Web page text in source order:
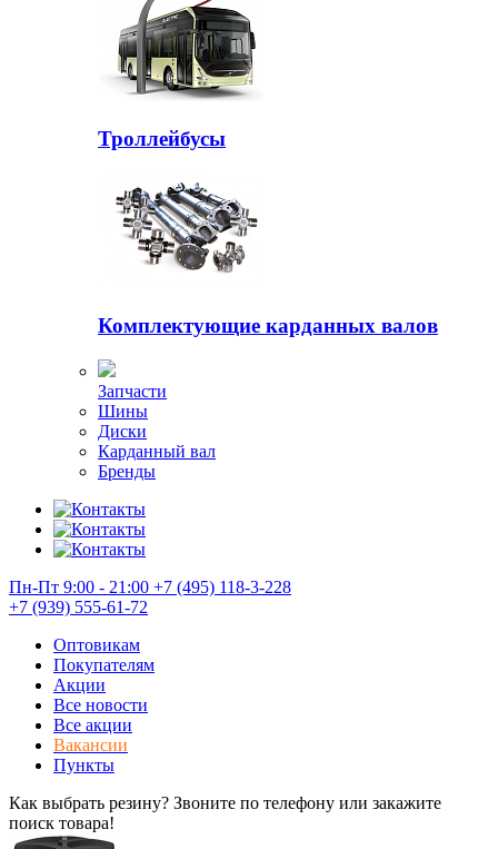
Троллейбусы
Комплектующие карданных валов
Запчасти
Шины
Диски
Карданный вал
Бренды
Пн-Пт 9:00 - 21:00 +7 (495) 118-3-228
+7 (939) 555-61-72
Оптовикам
Покупателям
Акции
Все новости
Все акции
Вакансии
Пункты
Как выбрать резину? Звоните по телефону или закажите
поиск товара!